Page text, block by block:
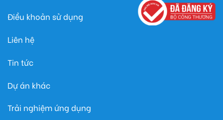
Điều khoản sử dụng
Liên hệ
Tin tức
Dự án khác
Trải nghiệm ứng dụng